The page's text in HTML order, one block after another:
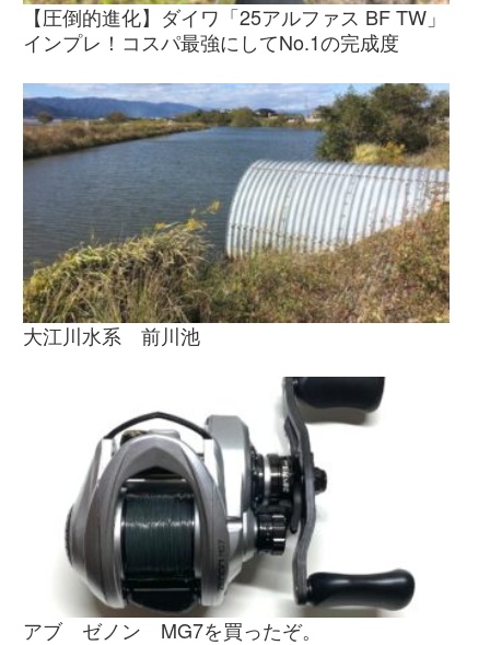
【圧倒的進化】ダイワ「25アルファス BF TW」
インプレ！コスパ最強にしてNo.1の完成度
大江川水系 前川池
アブ ゼノン MG7を買ったぞ。